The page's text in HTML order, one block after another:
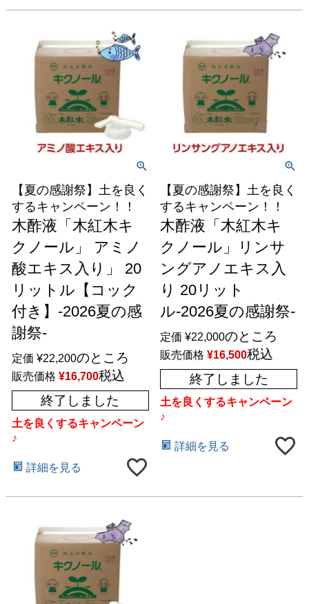
【夏の感謝祭】土を良く
するキャンペーン！！
木酢液「木紅木キ
クノール」 アミノ
酸エキス入り」 20
リットル【コック
付き】-2026夏の感
謝祭-
定価 ¥22,200のところ
販売価格 ¥16,700税込
終了しました
土を良くするキャンペーン
♪
詳細を見る
【夏の感謝祭】土を良く
するキャンペーン！！
木酢液「木紅木キ
クノール」リンサ
ングアノエキス入
り 20リット
ル-2026夏の感謝祭-
定価 ¥22,000のところ
販売価格 ¥16,500税込
終了しました
土を良くするキャンペーン
♪
詳細を見る